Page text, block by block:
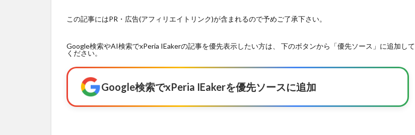
この記事にはPR・広告(アフィリエイトリンク)が含まれるので予めご了承下さい。
Google検索やAI検索でxPeria IEakerの記事を優先表示したい方は、 下のボタンから「優先ソース」に追加して
ください。
Google検索でxPeria IEakerを優先ソースに追加